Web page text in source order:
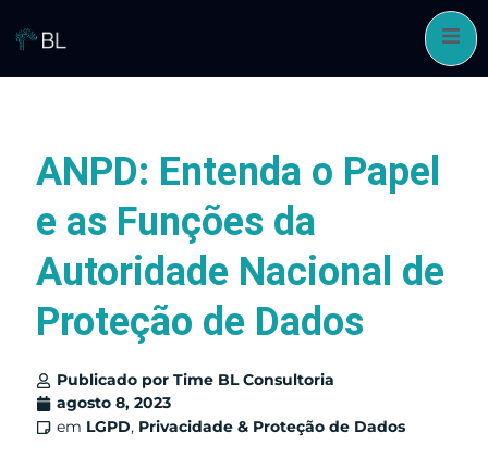
Pular
para
ANPD: Entenda o Papel
e as Funções da
Autoridade Nacional de
Proteção de Dados
Publicado por Time BL Consultoria
agosto 8, 2023
em LGPD, Privacidade & Proteção de Dados